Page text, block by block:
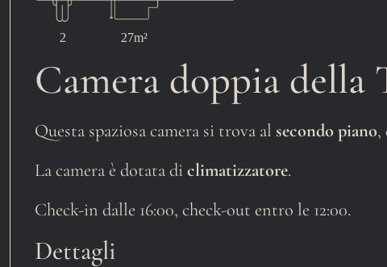
2 27m²
Camera doppia della
Questa spaziosa camera si trova al secondo piano,
La camera è dotata di climatizzatore.
Check-in dalle 16:00, check-out entro le 12:00.
Dettagli